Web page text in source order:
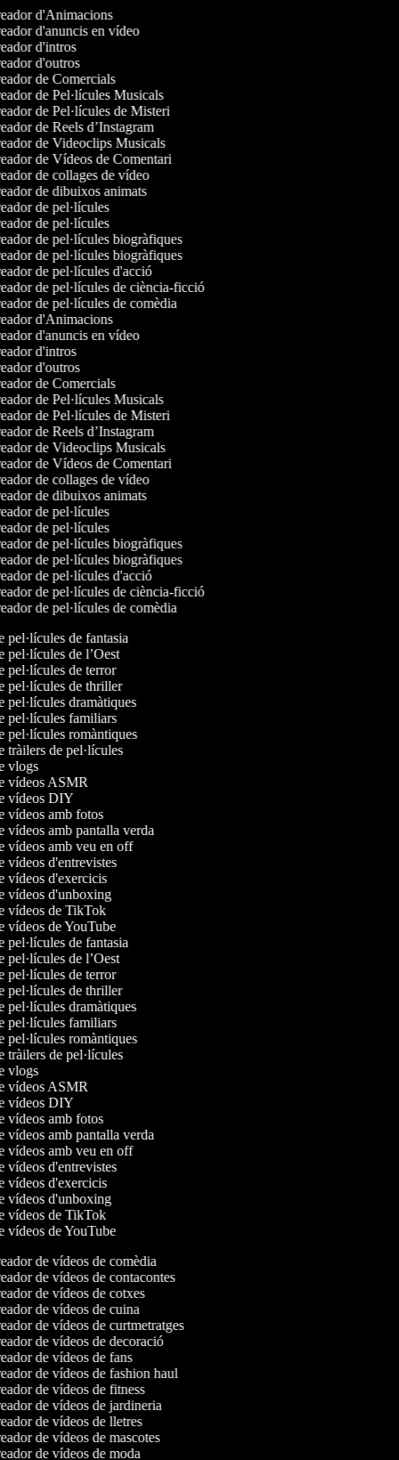
d'Animacions
d'anuncis en vídeo
d'intros
d'outros
de Comercials
de Pel·lícules Musicals
de Pel·lícules de Misteri
de Reels d’Instagram
de Videoclips Musicals
de Vídeos de Comentari
de collages de vídeo
de dibuixos animats
de pel·lícules
de pel·lícules
de pel·lícules biogràfiques
de pel·lícules biogràfiques
de pel·lícules d'acció
de pel·lícules de ciència-ficció
de pel·lícules de comèdia
d'Animacions
d'anuncis en vídeo
d'intros
d'outros
de Comercials
de Pel·lícules Musicals
de Pel·lícules de Misteri
de Reels d’Instagram
de Videoclips Musicals
de Vídeos de Comentari
de collages de vídeo
de dibuixos animats
de pel·lícules
de pel·lícules
de pel·lícules biogràfiques
de pel·lícules biogràfiques
de pel·lícules d'acció
de pel·lícules de ciència-ficció
de pel·lícules de comèdia
pel·lícules de fantasia
pel·lícules de l’Oest
pel·lícules de terror
pel·lícules de thriller
pel·lícules dramàtiques
pel·lícules familiars
pel·lícules romàntiques
tràilers de pel·lícules
vlogs
vídeos ASMR
vídeos DIY
vídeos amb fotos
vídeos amb pantalla verda
vídeos amb veu en off
vídeos d'entrevistes
vídeos d'exercicis
vídeos d'unboxing
vídeos de TikTok
vídeos de YouTube
pel·lícules de fantasia
pel·lícules de l’Oest
pel·lícules de terror
pel·lícules de thriller
pel·lícules dramàtiques
pel·lícules familiars
pel·lícules romàntiques
tràilers de pel·lícules
vlogs
vídeos ASMR
vídeos DIY
vídeos amb fotos
vídeos amb pantalla verda
vídeos amb veu en off
vídeos d'entrevistes
vídeos d'exercicis
vídeos d'unboxing
vídeos de TikTok
vídeos de YouTube
de vídeos de comèdia
de vídeos de contacontes
de vídeos de cotxes
de vídeos de cuina
de vídeos de curtmetratges
de vídeos de decoració
de vídeos de fans
de vídeos de fashion haul
de vídeos de fitness
de vídeos de jardineria
de vídeos de lletres
de vídeos de mascotes
de vídeos de moda